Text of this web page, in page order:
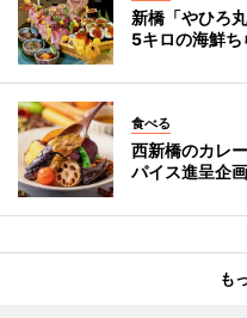
新橋「やひろ
5キロの海鮮ち
食べる
西新橋のカレ
パイス進呈企
も